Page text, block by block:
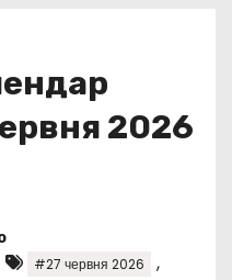
2026
#27 червня 2026 ,